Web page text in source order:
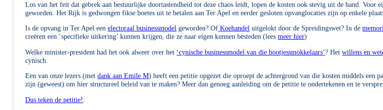
Los van het feit dat gebrek aan bestuurlijke doortastendheid tot deze chaos leidt, lopen de kosten ook stevig uit de hand. Voor
geworden. Het Rijk is gedwongen fikse boetes uit te betalen aan Ter Apel en eerder gesloten opvanglocaties zijn op enkele
Is de opvang in Ter Apel eenelectoraal businessmodel geworden? Of Koehandel uitgelokt door de Spreidingswet? In de
creëren een ‘specifieke uitkering’ kunnen krijgen, die ze naar eigen kunnen besteden (leesmeer hier)
Welke minister-president had het ook alweer over het ‘cynische businessmodel van die bootjessmokkelaars’? Hetwillens en
cynisch.
Een van onze lezers (metdank aan Emile M) heeft een petitie opgezet die oproept de achtergrond van die kosten middels een
zijn (geweest) om hier structureel beleid van te maken? Meer dan genoeg aanleiding om de petitie te ondertekenen en te
Dus teken de petitie!: